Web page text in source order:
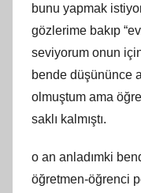
bunu yapmak
gözlerime bakıp
seviyorum onun
bende düşününce
olmuştum ama
saklı kalmıştı.
o an anladımki
öğretmen-öğrenci